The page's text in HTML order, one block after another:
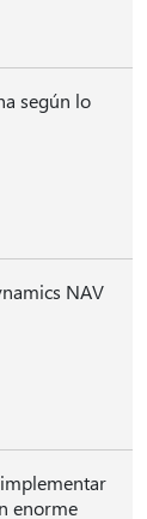
según lo
NAV
enorme